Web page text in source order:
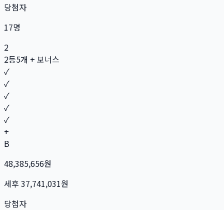
당첨자
17명
2
2등5개 + 보너스
✓
✓
✓
✓
✓
+
B
48,385,656원
세후 37,741,031원
당첨자